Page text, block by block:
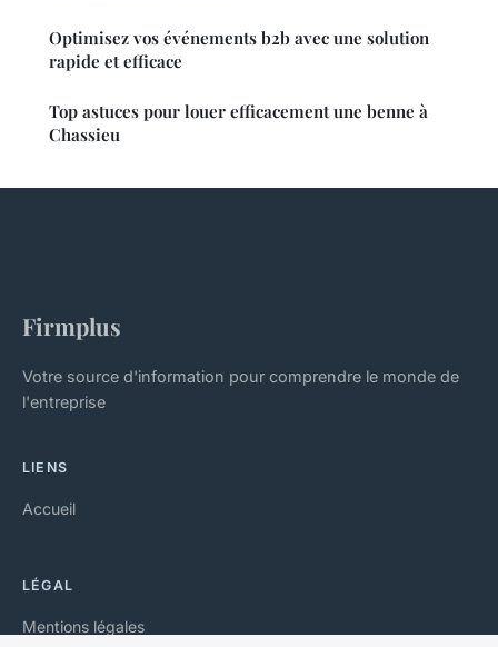
Optimisez vos événements b2b avec une solution
rapide et efficace
Top astuces pour louer efficacement une benne à
Chassieu
Firmplus
Votre source d'information pour comprendre le monde de
l'entreprise
LIENS
Accueil
LÉGAL
Mentions légales